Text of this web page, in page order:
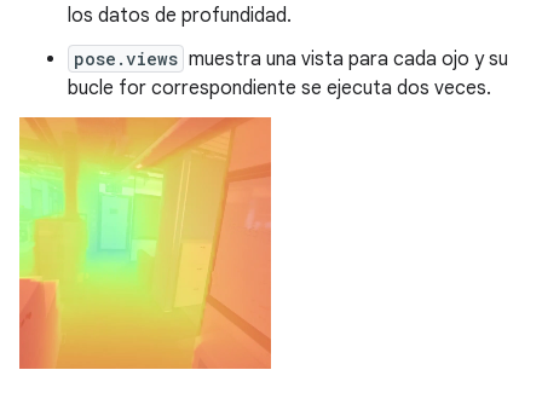
los datos de profundidad.
pose.views muestra una vista para cada ojo y su
bucle for correspondiente se ejecuta dos veces.